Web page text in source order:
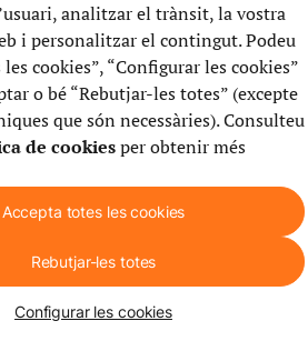
analitzar el trànsit, la vostra
i personalitzar el contingut. Podeu
cookies”, “Configurar les cookies”
o bé “Rebutjar-les totes” (excepte
que són necessàries). Consulteu
de cookiesper obtenir més
Accepta totes les cookies
Rebutjar-les totes
Configurar les cookies